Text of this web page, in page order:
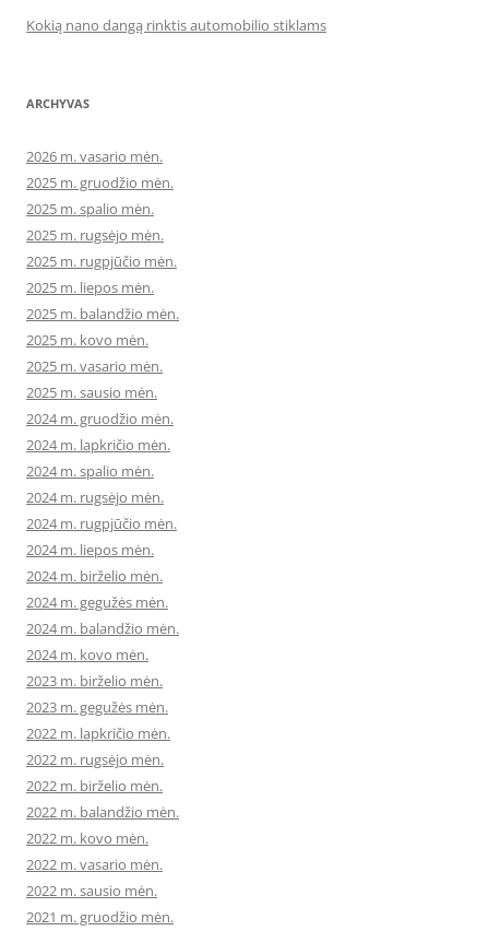
Kokią nano dangą rinktis automobilio stiklams
ARCHYVAS
2026 m. vasario mėn.
2025 m. gruodžio mėn.
2025 m. spalio mėn.
2025 m. rugsėjo mėn.
2025 m. rugpjūčio mėn.
2025 m. liepos mėn.
2025 m. balandžio mėn.
2025 m. kovo mėn.
2025 m. vasario mėn.
2025 m. sausio mėn.
2024 m. gruodžio mėn.
2024 m. lapkričio mėn.
2024 m. spalio mėn.
2024 m. rugsėjo mėn.
2024 m. rugpjūčio mėn.
2024 m. liepos mėn.
2024 m. birželio mėn.
2024 m. gegužės mėn.
2024 m. balandžio mėn.
2024 m. kovo mėn.
2023 m. birželio mėn.
2023 m. gegužės mėn.
2022 m. lapkričio mėn.
2022 m. rugsėjo mėn.
2022 m. birželio mėn.
2022 m. balandžio mėn.
2022 m. kovo mėn.
2022 m. vasario mėn.
2022 m. sausio mėn.
2021 m. gruodžio mėn.